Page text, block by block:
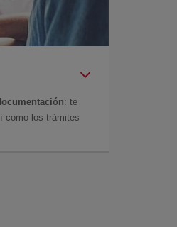
: te
como los trámites